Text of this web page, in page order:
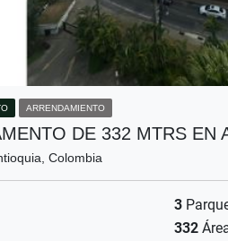
ARRENDAMIENTO
DE 332 MTRS EN
Colombia
3
332